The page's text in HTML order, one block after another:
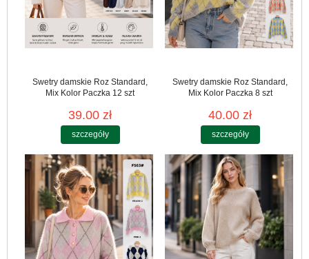
Swetry damskie Roz Standard,
Mix Kolor Paczka 12 szt
39.00 zł
szczegóły
Swetry damskie Roz Standard,
Mix Kolor Paczka 8 szt
40.00 zł
szczegóły